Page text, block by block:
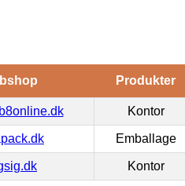
Produkter
Kontor
Emballage
Kontor